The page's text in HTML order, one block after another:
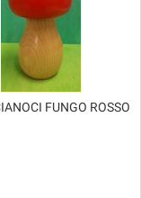
FUNGO ROSSO